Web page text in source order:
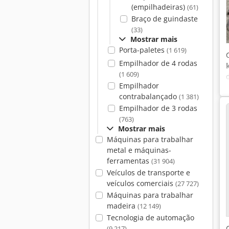
(empilhadeiras) (61)
Braço de guindaste
(33)
Mostrar mais
Porta-paletes (1 619)
Empilhador de 4 rodas
(1 609)
Empilhador
contrabalançado (1 381)
Empilhador de 3 rodas
(763)
Mostrar mais
Máquinas para trabalhar
metal e máquinas-
ferramentas (31 904)
Veículos de transporte e
veículos comerciais (27 727)
Máquinas para trabalhar
madeira (12 149)
Tecnologia de automação